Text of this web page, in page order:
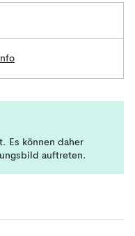
Es können daher
auftreten.